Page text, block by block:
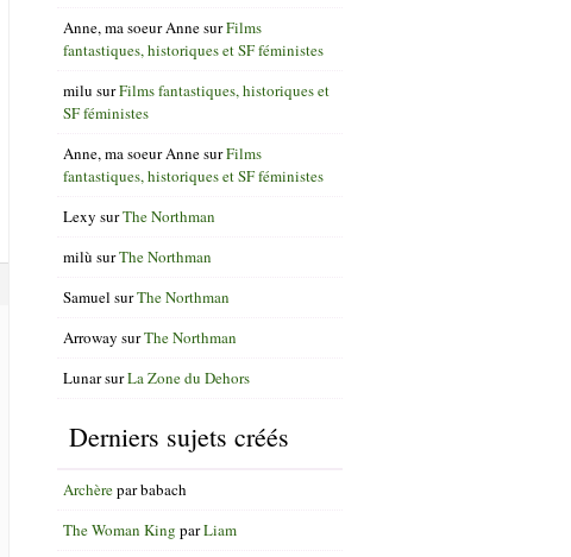
Anne, ma soeur AnnesurFilms
fantastiques, historiques et SF féministes
milu surFilms fantastiques, historiques et
SF féministes
Anne, ma soeur AnnesurFilms
fantastiques, historiques et SF féministes
Lexy surThe Northman
milù surThe Northman
Samuel surThe Northman
Arroway surThe Northman
LunarsurLa Zone du Dehors
Derniers sujets créés
Archèreparbabach
The Woman King parLiam